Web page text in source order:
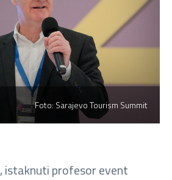
Foto: Sarajevo Tourism Summit
, istaknuti profesor event